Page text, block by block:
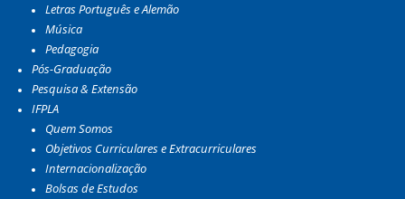
Letras Português e Alemão
Música
Pedagogia
Pós-Graduação
Pesquisa & Extensão
IFPLA
Quem Somos
Objetivos Curriculares e Extracurriculares
Internacionalização
Bolsas de Estudos